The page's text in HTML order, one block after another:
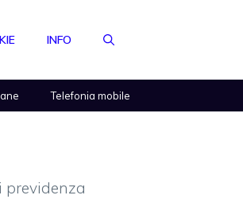
INFO
Telefonia mobile
previdenza